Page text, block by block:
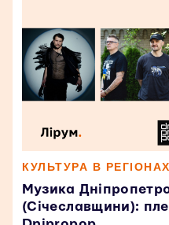
КУЛЬТУРА В РЕГІОНАХ
Музика
(Січеславщини):